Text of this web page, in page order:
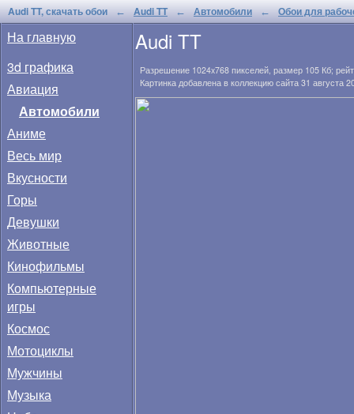
Audi TT, скачать обои ← Audi TT ← Автомобили ← Обои для
На главную
3d графика
Авиация
Автомобили
Аниме
Весь мир
Вкусности
Горы
Девушки
Животные
Кинофильмы
Компьютерные
игры
Космос
Мотоциклы
Мужчины
Музыка
Audi TT
Разрешение 1024x768 пикселей, размер 105 Кб;
Картинка добавлена в коллекцию сайта 31 августа